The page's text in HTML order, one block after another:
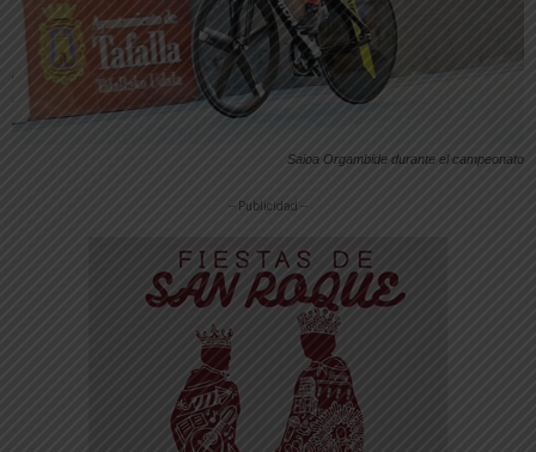
Saioa Orgambide durante el campeonato
-- Publicidad --